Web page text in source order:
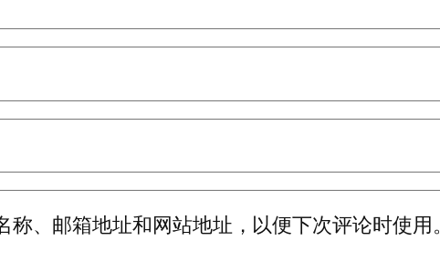
、邮箱地址和网站地址，以便下次评论时使用。